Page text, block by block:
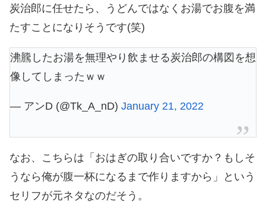
炭治郎に任せたら、うどんではなくお湯でお腹を満
たすことになりそうです(笑)
沸騰したお湯を無理やり飲ませる炭治郎の構図を想
像してしまったｗｗ
— アンD (@Tk_A_nD) January 21, 2022
なお、こちらは「おはぎの取り合いですか？もしそ
うなら俺が腹一杯になるまで作りますから」という
セリフが元ネタなのだそう。